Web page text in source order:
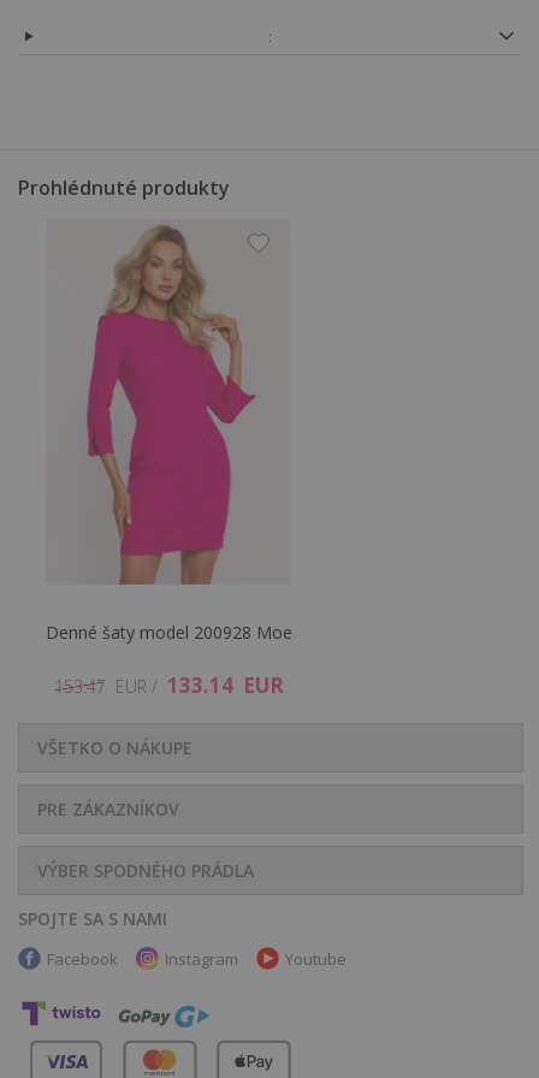
:
Prohlédnuté produkty
Denné šaty model 200928 Moe
153.47 EUR / 133.14 EUR
VŠETKO O NÁKUPE
PRE ZÁKAZNÍKOV
VÝBER SPODNÉHO PRÁDLA
SPOJTE SA S NAMI
Facebook Instagram Youtube